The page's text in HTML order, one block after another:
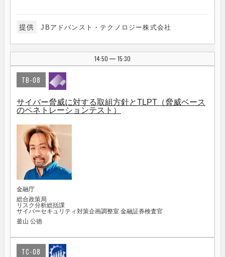
提供 JBアドバンスト・テクノロジー株式会社
14:50 | 15:30
TB-08
サイバー脅威に対する取組方針とTLPT（脅威ベース
のペネトレーションテスト）
金融庁
総合政策局
リスク分析総括課
サイバーセキュリティ対策企画調整室 金融証券検査官
釜山 公徳
TC-08